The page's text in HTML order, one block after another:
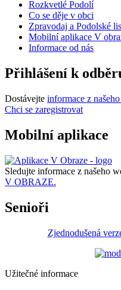
Rozkvetlé Podolí
Co se děje v obci
Zpravodaj a Podolské
Mobilní aplikace V
Informace od nás
Přihlášení k
Dostávejte informace z
Chci se zaregistrovat
Mobilní aplikace
Sledujte informace z našeho
V OBRAZE.
Senioři
Zjednodušená
Užitečné informace